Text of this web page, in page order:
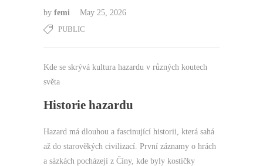
by femi
May 25, 2026
PUBLIC
Kde se skrývá kultura hazardu v různých koutech
světa
Historie hazardu
Hazard má dlouhou a fascinující historii, která sahá
až do starověkých civilizací. První záznamy o hrách
a sázkách pocházejí z Číny, kde byly kostičky